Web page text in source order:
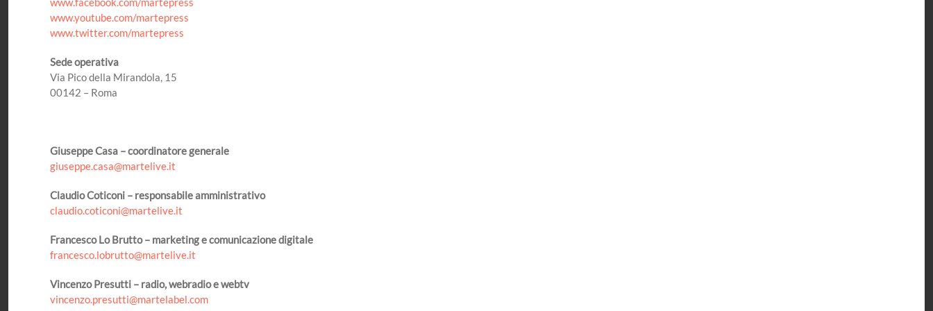
www.youtube.com/martepress
www.twitter.com/martepress
Sede operativa
Via Pico della Mirandola, 15
00142 – Roma
Giuseppe Casa – coordinatore generale
giuseppe.casa@martelive.it
Claudio Coticoni – responsabile amministrativo
claudio.coticoni@martelive.it
Francesco Lo Brutto – marketing e comunicazione digitale
francesco.lobrutto@martelive.it
Vincenzo Presutti – radio, webradio e webtv
vincenzo.presutti@martelabel.com